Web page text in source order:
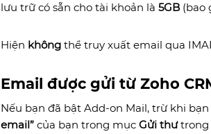
lưu trữ có sẵn cho tài khoản là5GB (bao
Hiện không thể truy xuất email qua
Email được gửi từ Zoho
Nếu bạn đã bật Add-on Mail,trừ khi bạn
email” của bạn trong mụcGửi thưtrong